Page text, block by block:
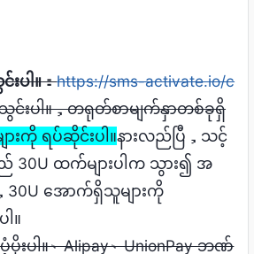
ပါ။：https://sms-activate.io/c
င်းပါ။，တရုတ်စာမျက်နှာတစ်ခုရှိ
ားကို ရပ်ဆိုင်းပါ။နားလည်ပြီ，သင့်
ထက်များပါက သွား၍ အ
30U အောက်ရှိသူများကို
။
ပိုးပါ။、Alipay、UnionPay ဘဏ်